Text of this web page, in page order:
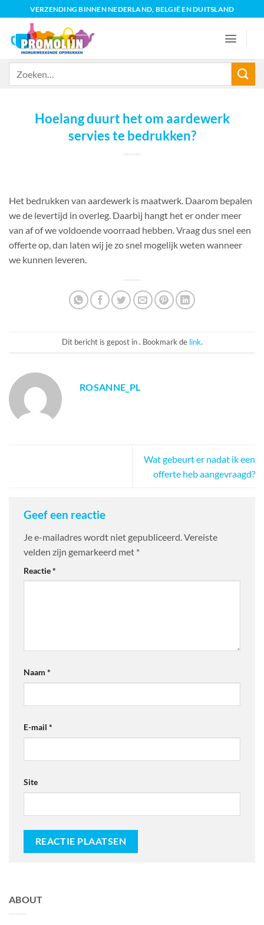
naar
inhoud
VERZENDING BINNEN NEDERLAND, BELGIË EN DUITSLAND
Hoelang duurt het om aardewerk
servies te bedrukken?
Het bedrukken van aardewerk is maatwerk. Daarom bepalen
we de levertijd in overleg. Daarbij hangt het er onder meer
van af of we voldoende voorraad hebben. Vraag dus snel een
offerte op, dan laten wij je zo snel mogelijk weten wanneer
we kunnen leveren.
Dit bericht is gepost in . Bookmark de link.
ROSANNE_PL
Wat gebeurt er nadat ik een
offerte heb aangevraagd?
Geef een reactie
Je e-mailadres wordt niet gepubliceerd. Vereiste
velden zijn gemarkeerd met *
Reactie*
Naam *
E-mail *
Site
ABOUT